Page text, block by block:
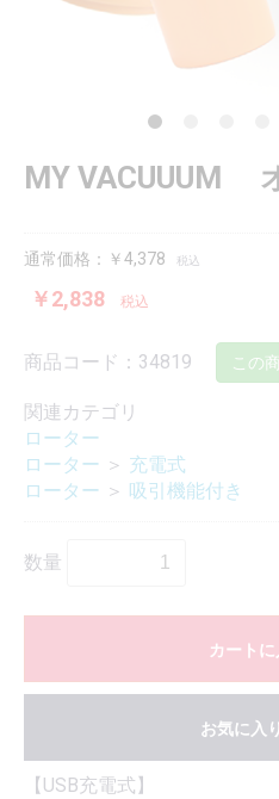
MY VACUUUM
通常価格：￥4,378 税込
￥2,838 税込
商品コード：34819 この
関連カテゴリ
ローター
ローター ＞ 充電式
ローター ＞ 吸引機能付き
数量
カート
お気に入
【USB充電式】